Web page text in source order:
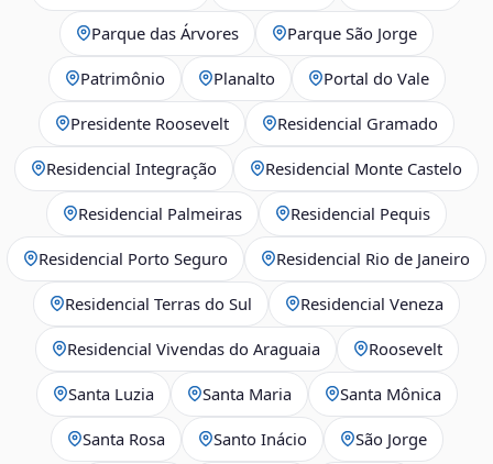
Parque das Árvores Parque São Jorge
Patrimônio Planalto Portal do Vale
Presidente Roosevelt Residencial Gramado
Residencial Integração Residencial Monte Castelo
Residencial Palmeiras Residencial Pequis
Residencial Porto Seguro Residencial Rio de Janeiro
Residencial Terras do Sul Residencial Veneza
Residencial Vivendas do Araguaia Roosevelt
Santa Luzia Santa Maria Santa Mônica
Santa Rosa Santo Inácio São Jorge